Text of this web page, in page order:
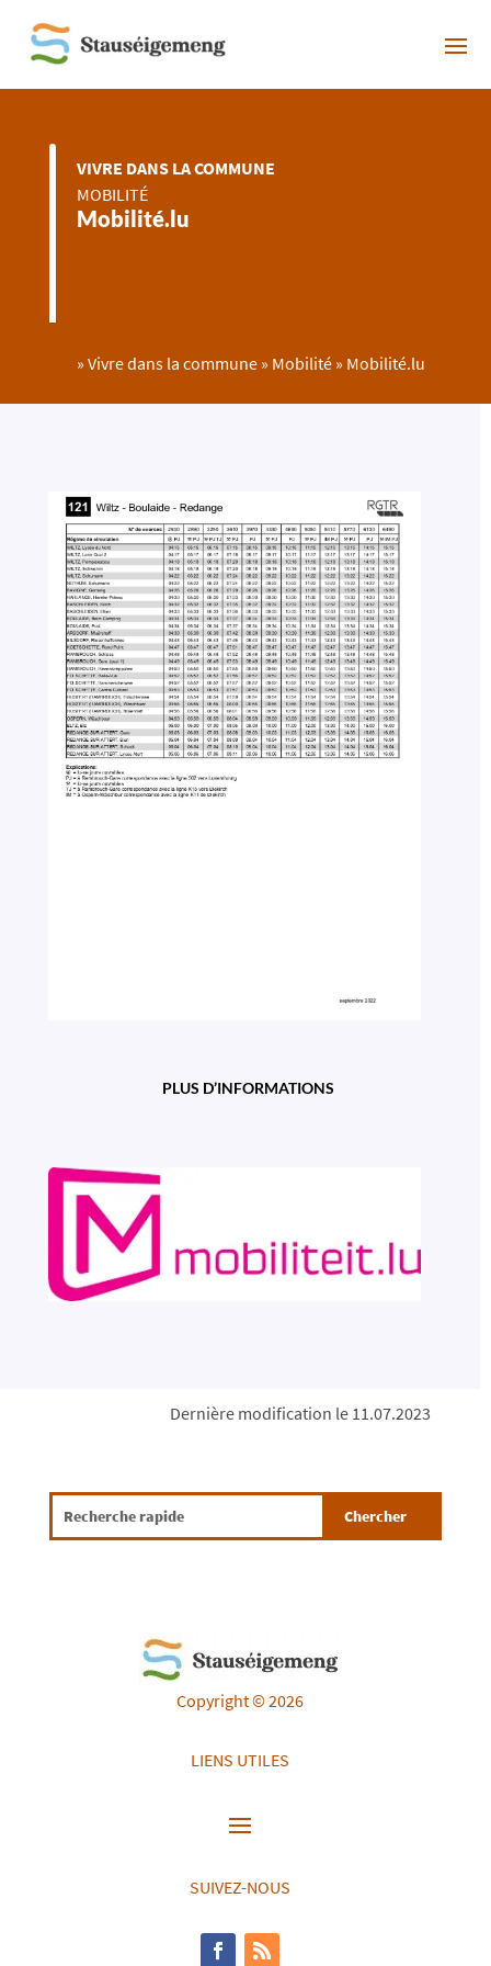
VIVRE DANS LA COMMUNE
MOBILITÉ
Mobilité.lu
» Vivre dans la commune » Mobilité » Mobilité.lu
PLUS D’INFORMATIONS
Dernière modification le 11.07.2023
Copyright © 2026
LIENS UTILES
SUIVEZ-NOUS